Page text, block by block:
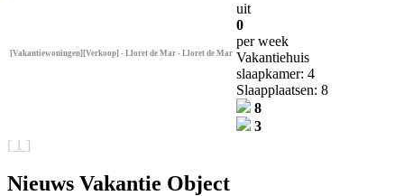
[Vakantiewoningen][Verkoop] - Lloret de Mar - Lloret de Mar
uit
0
per week
Vakantiehuis
slaapkamer: 4
Slaapplaatsen: 8
8
3
[ 1 ]
Nieuws Vakantie Object